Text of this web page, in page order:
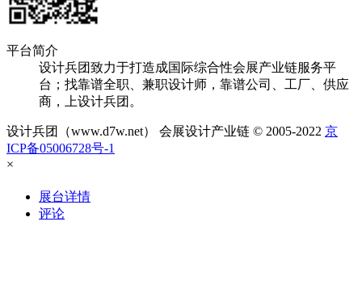
平台简介
设计兵团致力于打造成国际综合性会展产业链服务平
台；找靠谱全职、兼职设计师，靠谱公司、工厂、供应
商，上设计兵团。
设计兵团（www.d7w.net） 会展设计产业链 © 2005-2022 京
ICP备05006728号-1
×
展台详情
评论